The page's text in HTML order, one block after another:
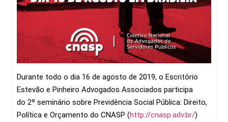
Durante todo o dia 16 de agosto de 2019, o Escritório
Estevão e Pinheiro Advogados Associados participa
do 2º seminário sobre Previdência Social Pública: Direito,
Política e Orçamento do CNASP (http://cnasp.adv.br/)